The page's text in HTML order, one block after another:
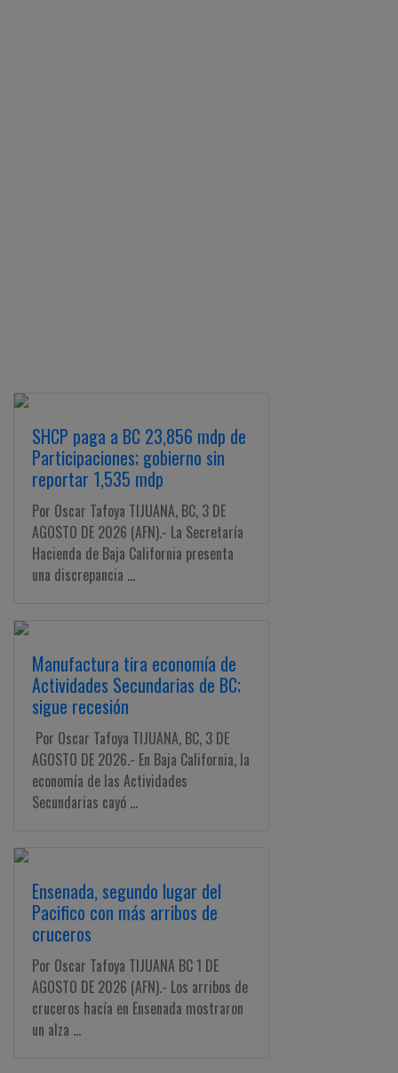
SHCP paga a BC 23,856 mdp de
Participaciones; gobierno sin
reportar 1,535 mdp
Por Oscar Tafoya TIJUANA, BC, 3 DE
AGOSTO DE 2026 (AFN).- La Secretaría
Hacienda de Baja California presenta
una discrepancia ...
Manufactura tira economía de
Actividades Secundarias de BC;
sigue recesión
Por Oscar Tafoya TIJUANA, BC, 3 DE
AGOSTO DE 2026.- En Baja California, la
economía de las Actividades
Secundarias cayó ...
Ensenada, segundo lugar del
Pacifico con más arribos de
cruceros
Por Oscar Tafoya TIJUANA BC 1 DE
AGOSTO DE 2026 (AFN).- Los arribos de
cruceros hacía en Ensenada mostraron
un alza ...